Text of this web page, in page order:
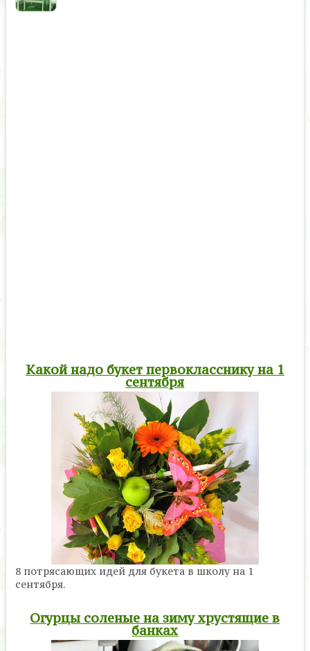
Какой надо букет первокласснику на 1
сентября
8 потрясающих идей для букета в школу на 1
сентября.
Огурцы соленые на зиму хрустящие в
банках